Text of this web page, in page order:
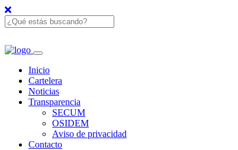
Inicio
Cartelera
Noticias
Transparencia
SECUM
OSIDEM
Aviso de privacidad
Contacto